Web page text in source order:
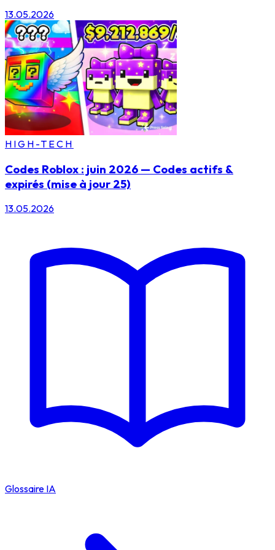
13.05.2026
HIGH-TECH
Codes Roblox : juin 2026 — Codes actifs &
expirés (mise à jour 25)
13.05.2026
Glossaire IA